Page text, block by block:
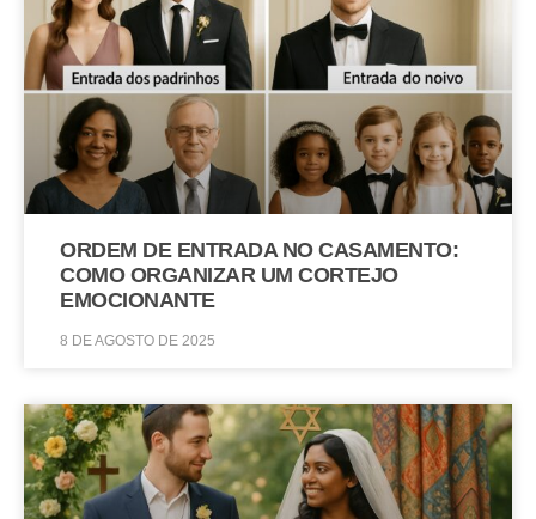
ORDEM DE ENTRADA NO CASAMENTO:
COMO ORGANIZAR UM CORTEJO
EMOCIONANTE
8 DE AGOSTO DE 2025